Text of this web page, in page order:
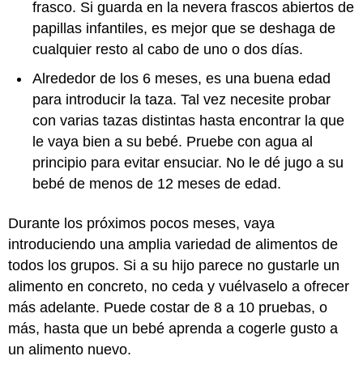
frasco. Si guarda en la nevera frascos abiertos de
papillas infantiles, es mejor que se deshaga de
cualquier resto al cabo de uno o dos días.
Alrededor de los 6 meses, es una buena edad
para introducir la taza. Tal vez necesite probar
con varias tazas distintas hasta encontrar la que
le vaya bien a su bebé. Pruebe con agua al
principio para evitar ensuciar. No le dé jugo a su
bebé de menos de 12 meses de edad.
Durante los próximos pocos meses, vaya
introduciendo una amplia variedad de alimentos de
todos los grupos. Si a su hijo parece no gustarle un
alimento en concreto, no ceda y vuélvaselo a ofrecer
más adelante. Puede costar de 8 a 10 pruebas, o
más, hasta que un bebé aprenda a cogerle gusto a
un alimento nuevo.